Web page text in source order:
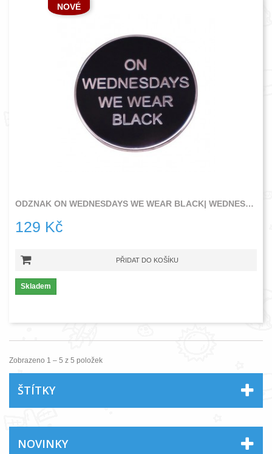
NOVÉ
ODZNAK ON WEDNESDAYS WE WEAR BLACK| WEDNESDAY
129 Kč
PŘIDAT DO KOŠÍKU
Skladem
Zobrazeno 1 – 5 z 5 položek
ŠTÍTKY
NOVINKY